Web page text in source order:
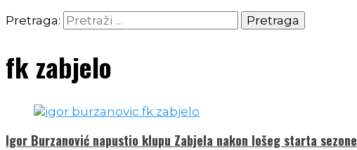
Pretraga:
fk zabjelo
Igor Burzanović napustio klupu Zabjela nakon lošeg starta sezone